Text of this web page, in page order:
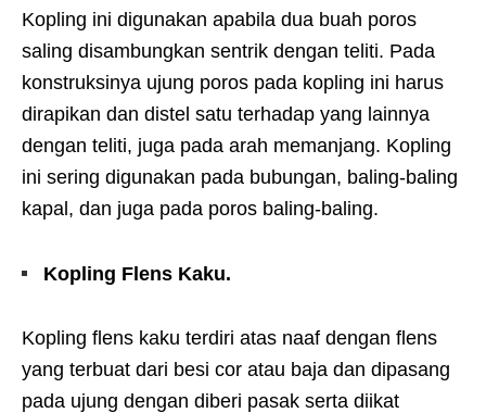
Kopling ini digunakan apabila dua buah poros
saling disambungkan sentrik dengan teliti. Pada
konstruksinya ujung poros pada kopling ini harus
dirapikan dan distel satu terhadap yang lainnya
dengan teliti, juga pada arah memanjang. Kopling
ini sering digunakan pada bubungan, baling-baling
kapal, dan juga pada poros baling-baling.
Kopling Flens Kaku.
Kopling flens kaku terdiri atas naaf dengan flens
yang terbuat dari besi cor atau baja dan dipasang
pada ujung dengan diberi pasak serta diikat